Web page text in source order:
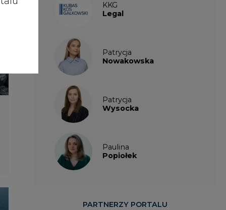
KKG
Legal
Patrycja
Nowakowska
Patrycja
Wysocka
Paulina
Popiołek
PARTNERZY PORTALU